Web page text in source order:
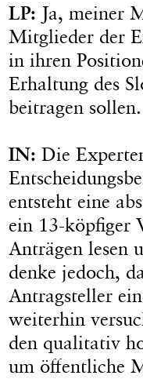
LP: Ja, meiner
Mitglieder der
in ihren
Erhaltung des
beitragen sollen.
IN: Die
entsteht eine
ein 13-köpfiger
Anträgen lesen
denke jedoch,
Antragsteller
weiterhin
den qualitativ
um öffentliche